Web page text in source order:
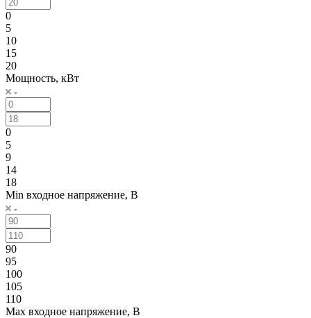
0
5
10
15
20
Мощность, кВт
0
5
9
14
18
Min входное напряжение, В
90
95
100
105
110
Max входное напряжение, В